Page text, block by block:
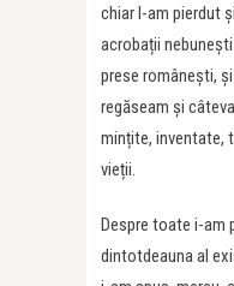
chiar l-am pierdut
acrobații
prese românești,
regăseam și
mințite, inventate,
vieții.
Despre toate i-am
dintotdeauna al